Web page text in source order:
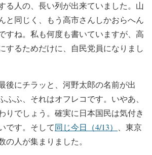
る人の、長い列が出来ていました。山
と同じく、もう高市さんしかおらへん
すね。私も何度も書いていますが、高
するためだけに、自民党員になりまし
後にチラッと、河野太郎の名前が出
ふふ、それはオフレコです。いやあ、
りでしょう。確実に日本国民は気付き
です。そして同じ今日（4/13）
、東京
の人が集まりました。